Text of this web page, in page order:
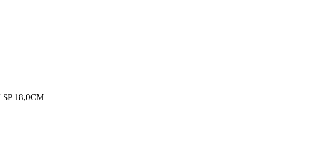
18,0CM